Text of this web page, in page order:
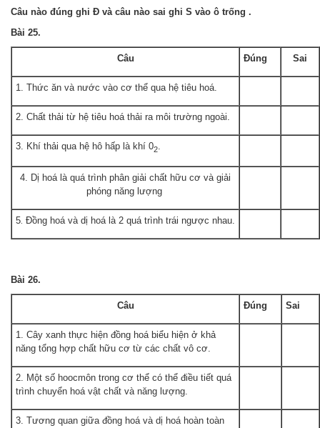
Câu nào đúng ghi Đ và câu nào sai ghi S vào ô trống .
Bài 25.
Câu Đúng Sai
1. Thức ăn và nước vào cơ thể qua hệ tiêu hoá.
2. Chất thải từ hệ tiêu hoá thải ra môi trường ngoài.
3. Khí thải qua hệ hô hấp là khí 02.
4. Dị hoá là quá trình phân giải chất hữu cơ và giải
phóng năng lượng
5 Đồng hoá và dị hoá là 2 quá trình trái ngược nhau.
Bài 26.
Câu Đúng Sai
1. Cây xanh thực hiện đồng hoá biểu hiện ở khả
năng tổng hợp chất hữu cơ từ các chất vô cơ.
2. Một số hoocmôn trong cơ thể có thể điều tiết quá
trình chuyển hoá vật chất và năng lượng.
3. Tương quan giữa đồng hoá và dị hoá hoàn toàn